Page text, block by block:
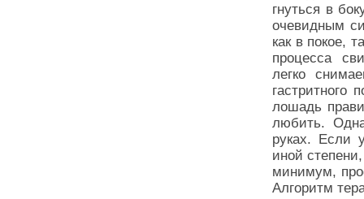
гнуться в
очевидным
как в покое,
процесса
легко
гастритного
лошадь
любить.
руках. Если
иной
минимум,
Алгоритм